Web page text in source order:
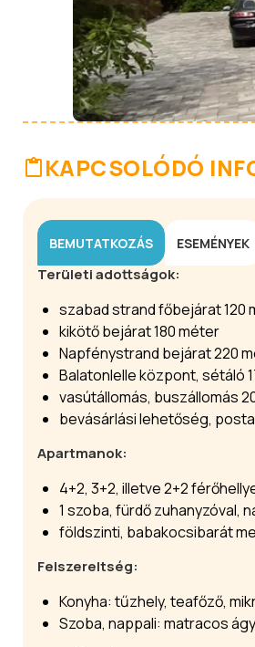
KAPCSOLÓDÓ
BEMUTATKOZÁS ESEMÉNYEK
Területi adottságok:
szabad strand főbejárat 120
kikötő bejárat 180 méter
Napfénystrand bejárat 220
Balatonlelle központ, sétáló
vasútállomás, buszállomás
bevásárlási lehetőség,
Apartmanok:
4+2, 3+2, illetve 2+2
1 szoba, fürdő zuhanyzóval,
földszinti, babakocsibarát
Felszereltség:
Konyha: tűzhely, teafőző,
Szoba, nappali: matracos